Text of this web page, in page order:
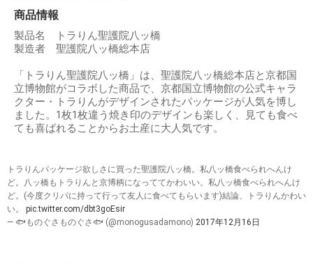
商品情報
製品名 トラりん聖護院八ッ橋
製造者 聖護院八ッ橋総本店
「トラりん聖護院八ッ橋」は、聖護院八ッ橋総本店と京都国
立博物館がコラボした商品で、京都国立博物館の公式キャラ
クター・トラりんがデザインされたパッケージが人気を博し
ました。1枚1枚違う焼き印のデザインも楽しく、見ても食べ
ても喜ばれることからお土産に大人気です。
トラりんパッケージ欲しさに買った聖護院八ッ橋。私八ッ橋食べられへんけ
ど。八ッ橋もトラりんと京博柄になっててかわいい。私八ッ橋食べられへんけ
ど。(今度クリパに持って行って友人に食べてもらいます)結論、トラりんかわい
い。 pic.twitter.com/dbt3goEsir
— 🐟ものぐさものぐさ🐟 (@monogusadamono) 2017年12月16日